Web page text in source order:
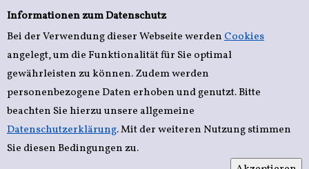
Einfache Suche
Informationen zum Datenschutz
Bei der Verwendung dieser Webseite werdenCookies
angelegt, um die Funktionalität für Sie optimal
gewährleisten zu können. Zudem werden
personenbezogene Daten erhoben und genutzt. Bitte
beachten Sie hierzu unsere allgemeine
Datenschutzerklärung. Mit der weiteren Nutzung stimmen
Sie diesen Bedingungen zu.